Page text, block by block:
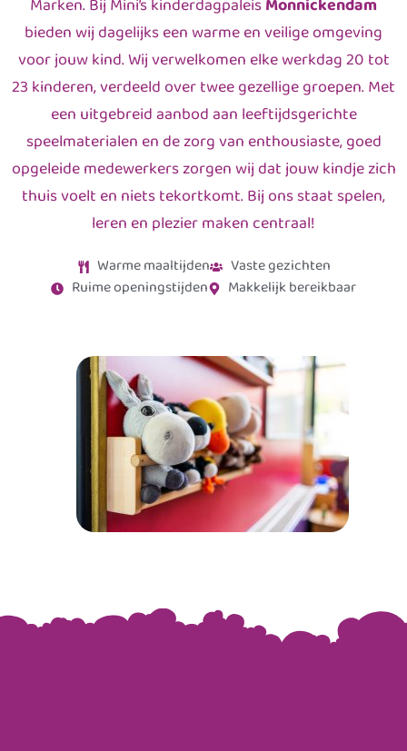
Marken. Bij Mini’s kinderdagpaleisMonnickendam
bieden wij dagelijks een warme en veilige omgeving
voor jouw kind. Wij verwelkomen elke werkdag 20 tot
23 kinderen, verdeeld over twee gezellige groepen. Met
een uitgebreid aanbod aan leeftijdsgerichte
speelmaterialen en de zorg van enthousiaste, goed
opgeleide medewerkers zorgen wij dat jouw kindje zich
thuis voelt en niets tekortkomt. Bij ons staat spelen,
leren en plezier maken centraal!
Warme maaltijden
Vaste gezichten
Ruime openingstijden
Makkelijk bereikbaar